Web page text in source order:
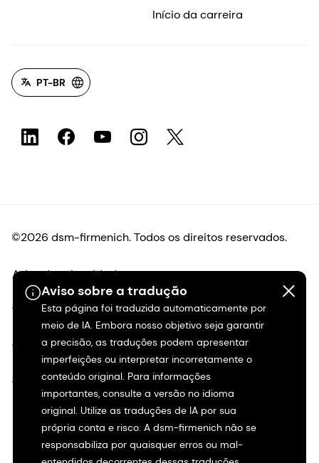
Aviso sobre a tradução
Esta página foi traduzida automaticamente por
meio de IA. Embora nosso objetivo seja garantir
a precisão, as traduções podem apresentar
imperfeições ou interpretar incorretamente o
conteúdo original. Para informações
importantes, consulte a versão no idioma
original. Utilize as traduções de IA por sua
própria conta e risco. A dsm-firmenich não se
responsabiliza por quaisquer erros ou mal-
Início da carreira
PT-BR
©2026 dsm-firmenich. Todos os direitos reservados.
Aviso de privacidade
Termos de uso
Termos e condições
Transparência na Califórnia
Declaração de acessibilidade
Informações legais